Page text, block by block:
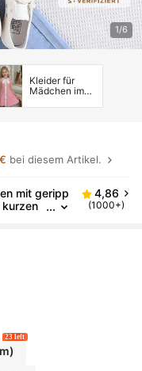
1/6
Kleider für
Mädchen im
bei diesem Artikel.
mit geripp
4,86
(1000+)
23 left